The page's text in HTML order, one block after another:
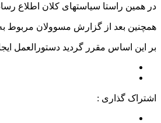
در همین راستا سیاستهای کلان اطلاع
همچنین بعد از گزارش مسوولان مربوط
بر این اساس مقرر گردید دستورالعمل
اشتراک گذاری :